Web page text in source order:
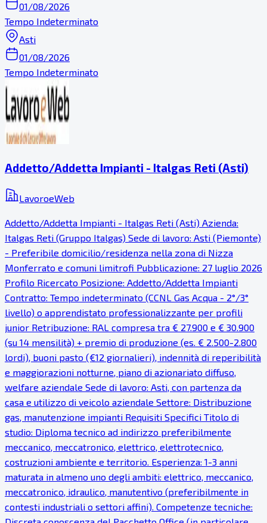
01/08/2026
Tempo Indeterminato
Asti
01/08/2026
Tempo Indeterminato
Addetto/Addetta Impianti - Italgas Reti (Asti)
LavoroeWeb
Addetto/Addetta Impianti - Italgas Reti (Asti) Azienda:
Italgas Reti (Gruppo Italgas) Sede di lavoro: Asti (Piemonte)
- Preferibile domicilio/residenza nella zona di Nizza
Monferrato e comuni limitrofi Pubblicazione: 27 luglio 2026
Profilo Ricercato Posizione: Addetto/Addetta Impianti
Contratto: Tempo indeterminato (CCNL Gas Acqua - 2°/3°
livello) o apprendistato professionalizzante per profili
junior Retribuzione: RAL compresa tra € 27.900 e € 30.900
(su 14 mensilità) + premio di produzione (es. € 2.500-2.800
lordi), buoni pasto (€12 giornalieri), indennità di reperibilità
e maggiorazioni notturne, piano di azionariato diffuso,
welfare aziendale Sede di lavoro: Asti, con partenza da
casa e utilizzo di veicolo aziendale Settore: Distribuzione
gas, manutenzione impianti Requisiti Specifici Titolo di
studio: Diploma tecnico ad indirizzo preferibilmente
meccanico, meccatronico, elettrico, elettrotecnico,
costruzioni ambiente e territorio. Esperienza: 1-3 anni
maturata in almeno uno degli ambiti: elettrico, meccanico,
meccatronico, idraulico, manutentivo (preferibilmente in
contesti industriali o settori affini). Competenze tecniche: